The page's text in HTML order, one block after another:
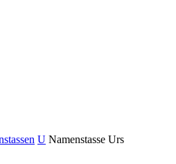
U Namenstasse Urs